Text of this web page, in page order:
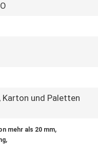
Karton und Paletten
mehr als 20 mm,
,